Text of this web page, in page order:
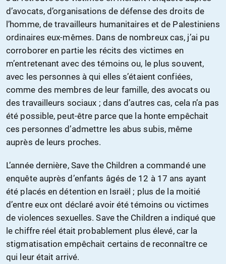
d’avocats, d’organisations de défense des droits de
l’homme, de travailleurs humanitaires et de Palestiniens
ordinaires eux-mêmes. Dans de nombreux cas, j’ai pu
corroborer en partie les récits des victimes en
m’entretenant avec des témoins ou, le plus souvent,
avec les personnes à qui elles s’étaient confiées,
comme des membres de leur famille, des avocats ou
des travailleurs sociaux ; dans d’autres cas, cela n’a pas
été possible, peut-être parce que la honte empêchait
ces personnes d’admettre les abus subis, même
auprès de leurs proches.
L’année dernière, Save the Children a commandé une
enquête auprès d’enfants âgés de 12 à 17 ans ayant
été placés en détention en Israël ; plus de la moitié
d’entre eux ont déclaré avoir été témoins ou victimes
de violences sexuelles. Save the Children a indiqué que
le chiffre réel était probablement plus élevé, car la
stigmatisation empêchait certains de reconnaître ce
qui leur était arrivé.